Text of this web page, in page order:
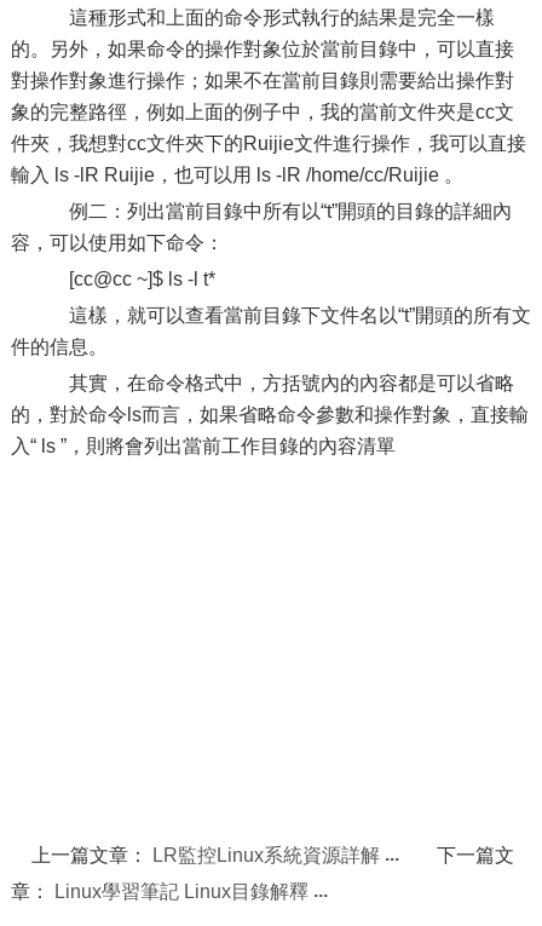
這種形式和上面的命令形式執行的結果是完全一樣
的。另外，如果命令的操作對象位於當前目錄中，可以直接
對操作對象進行操作；如果不在當前目錄則需要給出操作對
象的完整路徑，例如上面的例子中，我的當前文件夾是cc文
件夾，我想對cc文件夾下的Ruijie文件進行操作，我可以直接
輸入 ls -lR Ruijie，也可以用 ls -lR /home/cc/Ruijie 。
例二：列出當前目錄中所有以“t”開頭的目錄的詳細內
容，可以使用如下命令：
[cc@cc ~]$ ls -l t*
這樣，就可以查看當前目錄下文件名以“t”開頭的所有文
件的信息。
其實，在命令格式中，方括號內的內容都是可以省略
的，對於命令ls而言，如果省略命令參數和操作對象，直接輸
入“ ls ”，則將會列出當前工作目錄的內容清單
上一篇文章： LR監控Linux系統資源詳解
下一篇文
章：
Linux學習筆記 Linux目錄解釋